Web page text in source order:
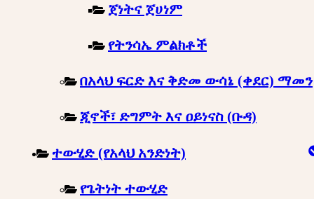
ጀነትና ጀሀነም
የትንሳኤ ምልክቶች
በአላህ ፍርድ እና ቅድመ ውሳኔ (ቀደር) ማመን
ጂኖች፣ ድግምት እና ዐይነናስ (ቡዳ)
ተውሂድ (የአላህ አንድነት)
የጌትነት ተውሂድ